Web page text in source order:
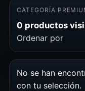
CATEGORÍA
0 productos
Ordenar por
No se han
con tu selección.